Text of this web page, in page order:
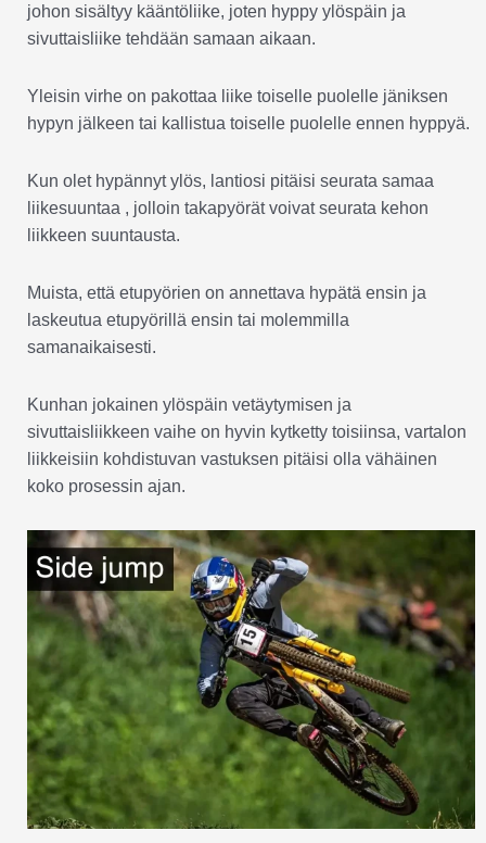
johon sisältyy kääntöliike, joten hyppy ylöspäin ja
sivuttaisliike tehdään samaan aikaan.
Yleisin virhe on pakottaa liike toiselle puolelle jäniksen
hypyn jälkeen tai kallistua toiselle puolelle ennen hyppyä.
Kun olet hypännyt ylös, lantiosi pitäisi seurata samaa
liikesuuntaa , jolloin takapyörät voivat seurata kehon
liikkeen suuntausta.
Muista, että etupyörien on annettava hypätä ensin ja
laskeutua etupyörillä ensin tai molemmilla
samanaikaisesti.
Kunhan jokainen ylöspäin vetäytymisen ja
sivuttaisliikkeen vaihe on hyvin kytketty toisiinsa, vartalon
liikkeisiin kohdistuvan vastuksen pitäisi olla vähäinen
koko prosessin ajan.